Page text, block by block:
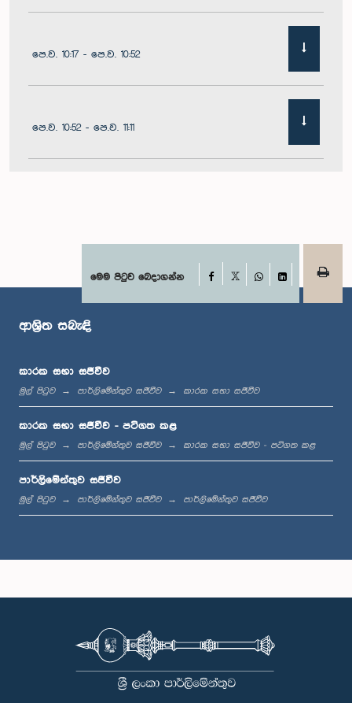
පෙ.ව. 10:17 - පෙ.ව. 10:52
පෙ.ව. 10:52 - පෙ.ව. 11:11
පෙ.ව. 11:30 - පෙ.ව. 11:40
මධ්‍යාහ්න 12:00 - ප.ව. 12:05
ප.ව. 12:05 - ප.ව. 12:13
ප.ව. 1:00 - ප.ව. 1:10
මෙම පිටුව බෙදාගන්න Facebook
WhatsApp
LinkedIn
ආශ්‍රිත සබැඳි
කාරක සභා සජීවීව
මුල් පිටුව පාර්ලිමේන්තුව සජීවීව කාරක සභා සජීවීව
කාරක සභා සජීවීව - පටිගත කළ
මුල් පිටුව පාර්ලිමේන්තුව සජීවීව කාරක සභා සජීවීව - පටිගත කළ
පාර්ලිමේන්තුව සජීවීව
මුල් පිටුව පාර්ලිමේන්තුව සජීවීව පාර්ලිමේන්තුව සජීවීව